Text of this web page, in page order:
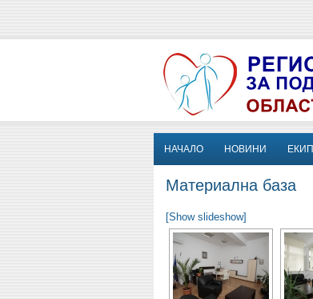
НАЧАЛО НОВИНИ ЕКИП
Материална база
[Show slideshow]